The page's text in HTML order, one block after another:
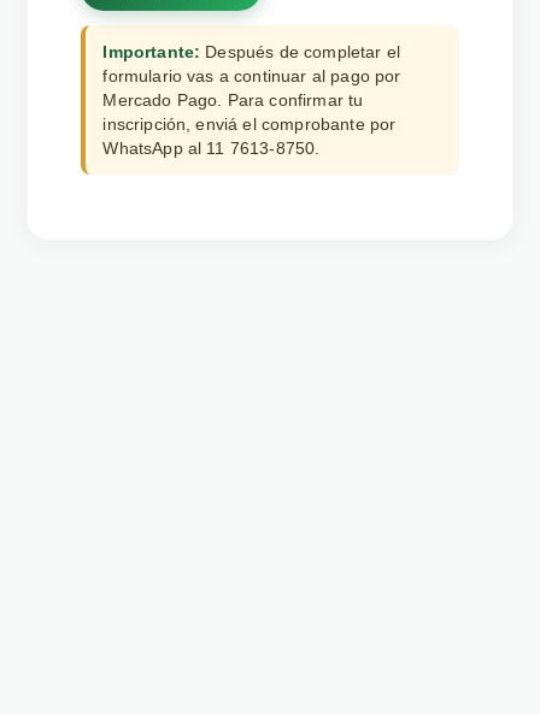
Importante: Después de completar el
formulario vas a continuar al pago por
Mercado Pago. Para confirmar tu
inscripción, enviá el comprobante por
WhatsApp al 11 7613-8750.